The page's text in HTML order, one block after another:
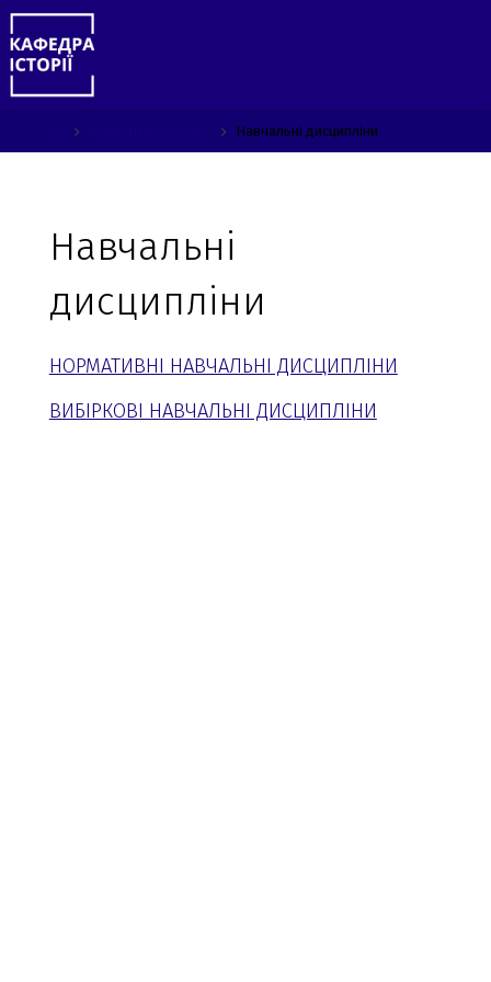
Skip
to
content
Home Навчальні дисципліни
Навчальні
дисципліни
НОРМАТИВНІ НАВЧАЛЬНІ ДИСЦИПЛІНИ
ВИБІРКОВІ НАВЧАЛЬНІ ДИСЦИПЛІНИ